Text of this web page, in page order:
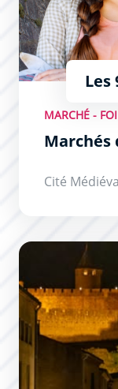
Les
et
MARCHÉ -
Marchés
Cité
Les Flâneries